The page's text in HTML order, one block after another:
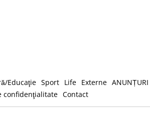
Educaţie Sport Life Externe ANUNȚURI
confidenţialitate Contact